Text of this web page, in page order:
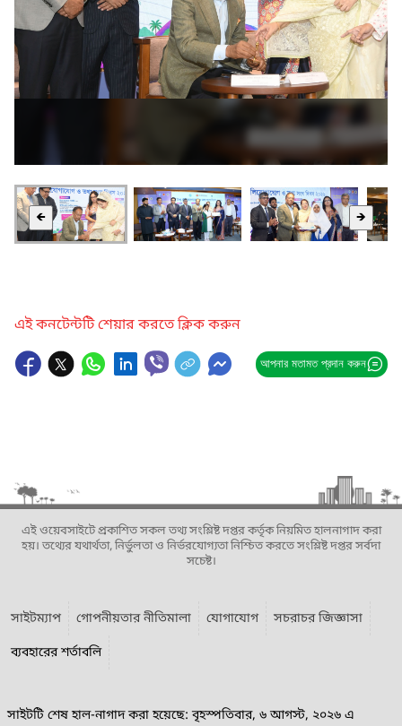
🡸 🡺
এই কনটেন্টটি শেয়ার করতে ক্লিক করুন
আপনার মতামত প্রদান করুন
এই ওয়েবসাইটে প্রকাশিত সকল তথ্য সংশ্লিষ্ট দপ্তর কর্তৃক নিয়মিত হালনাগাদ করা
হয়। তথ্যের যথার্থতা, নির্ভুলতা ও নির্ভরযোগ্যতা নিশ্চিত করতে সংশ্লিষ্ট দপ্তর সর্বদা
সচেষ্ট।
সাইটম্যাপ গোপনীয়তার নীতিমালা যোগাযোগ
সচরাচর জিজ্ঞাসা
ব্যবহারের শর্তাবলি
সাইটটি শেষ হাল-নাগাদ করা হয়েছে: বৃহস্পতিবার, ৬ আগস্ট, ২০২৬ এ